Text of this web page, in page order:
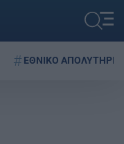
ΕΘΝΙΚΟ ΑΠΟΛΥΤΗΡΙΟ